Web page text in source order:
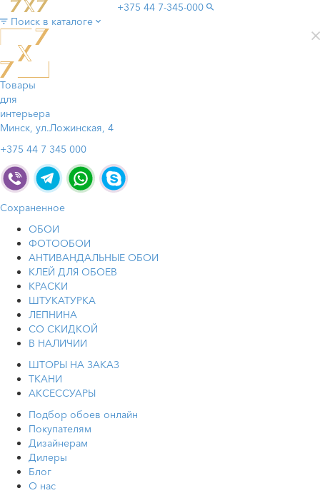
+375 44 7-345-000
Поиск в каталоге
Товары
для
интерьера
Минск, ул.Ложинская, 4
+375 44 7 345 000
Сохраненное
ОБОИ
ФОТООБОИ
АНТИВАНДАЛЬНЫЕ ОБОИ
КЛЕЙ ДЛЯ ОБОЕВ
КРАСКИ
ШТУКАТУРКА
ЛЕПНИНА
СО СКИДКОЙ
В НАЛИЧИИ
ШТОРЫ НА ЗАКАЗ
ТКАНИ
АКСЕССУАРЫ
Подбор обоев онлайн
Покупателям
Дизайнерам
Дилеры
Блог
О нас